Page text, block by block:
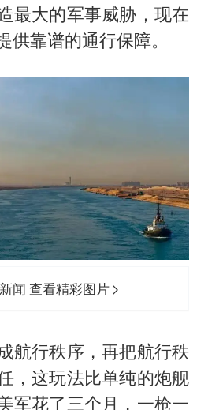
最大的军事威胁，现在
供靠谱的通行保障。
闻 查看精彩图片
航行秩序，再把航行秩
，这玩法比单纯的炮舰
军花了三个月，一枪一